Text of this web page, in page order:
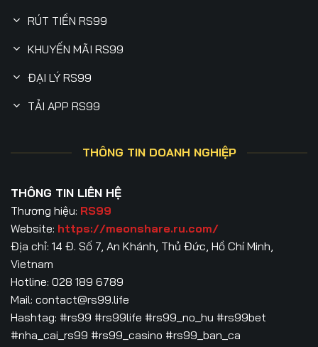
RÚT TIỀN RS99
KHUYẾN MÃI RS99
ĐẠI LÝ RS99
TẢI APP RS99
THÔNG TIN DOANH NGHIỆP
THÔNG TIN LIÊN HỆ
Thương hiệu: RS99
Website: https://meonshare.ru.com/
Địa chỉ: 14 Đ. Số 7, An Khánh, Thủ Đức, Hồ Chí Minh,
Vietnam
Hotline: 028 189 6789
Mail: contact@rs99.life
Hashtag: #rs99 #rs99life #rs99_no_hu #rs99bet
#nha_cai_rs99 #rs99_casino #rs99_ban_ca